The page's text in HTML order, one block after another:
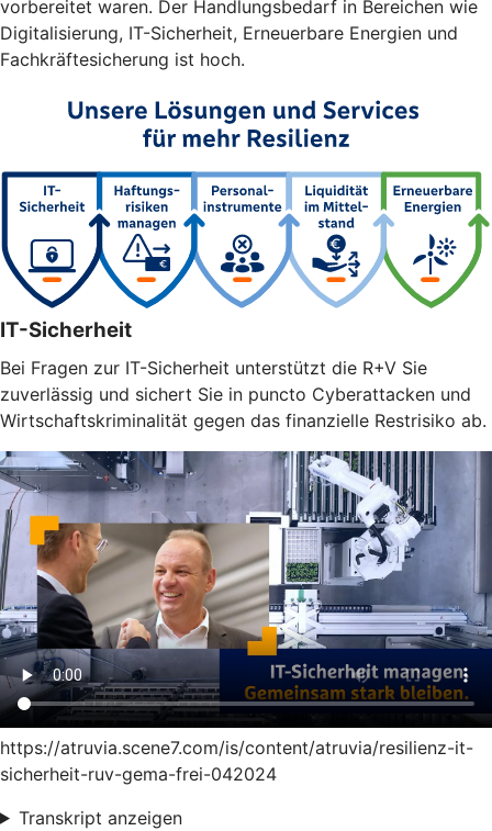
vorbereitet waren. Der Handlungsbedarf in Bereichen wie
Digitalisierung, IT-Sicherheit, Erneuerbare Energien und
Fachkräftesicherung ist hoch.
IT-Sicherheit
Bei Fragen zur IT-Sicherheit unterstützt die R+V Sie
zuverlässig und sichert Sie in puncto Cyberattacken und
Wirtschaftskriminalität gegen das finanzielle Restrisiko ab.
https://atruvia.scene7.com/is/content/atruvia/resilienz-it-
sicherheit-ruv-gema-frei-042024
Transkript anzeigen